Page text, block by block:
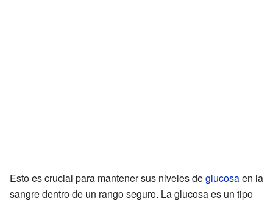
Esto es crucial para mantener sus niveles deglucosaen la
sangre dentro de un rango seguro. La glucosa es un tipo